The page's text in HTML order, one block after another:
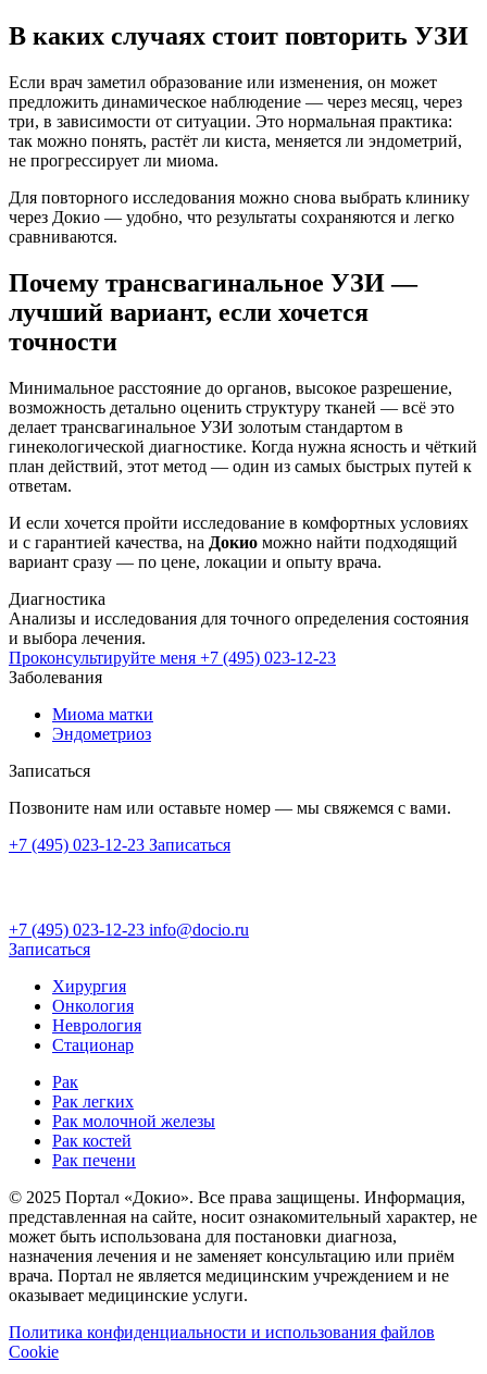
В каких случаях стоит повторить УЗИ
Если врач заметил образование или изменения, он может
предложить динамическое наблюдение — через месяц, через
три, в зависимости от ситуации. Это нормальная практика:
так можно понять, растёт ли киста, меняется ли эндометрий,
не прогрессирует ли миома.
Для повторного исследования можно снова выбрать клинику
через Докио — удобно, что результаты сохраняются и легко
сравниваются.
Почему трансвагинальное УЗИ —
лучший вариант, если хочется
точности
Минимальное расстояние до органов, высокое разрешение,
возможность детально оценить структуру тканей — всё это
делает трансвагинальное УЗИ золотым стандартом в
гинекологической диагностике. Когда нужна ясность и чёткий
план действий, этот метод — один из самых быстрых путей к
ответам.
И если хочется пройти исследование в комфортных условиях
и с гарантией качества, на Докио можно найти подходящий
вариант сразу — по цене, локации и опыту врача.
Диагностика
Анализы и исследования для точного определения состояния
и выбора лечения.
Проконсультируйте меня +7 (495) 023-12-23
Заболевания
Миома матки
Эндометриоз
Записаться
Позвоните нам или оставьте номер — мы свяжемся с вами.
+7 (495) 023-12-23 Записаться
+7 (495) 023-12-23 info@docio.ru
Записаться
Хирургия
Онкология
Неврология
Стационар
Рак
Рак легких
Рак молочной железы
Рак костей
Рак печени
© 2025 Портал «Докио». Все права защищены. Информация,
представленная на сайте, носит ознакомительный характер, не
может быть использована для постановки диагноза,
назначения лечения и не заменяет консультацию или приём
врача. Портал не является медицинским учреждением и не
оказывает медицинские услуги.
Политика конфиденциальности и использования файлов
Cookie